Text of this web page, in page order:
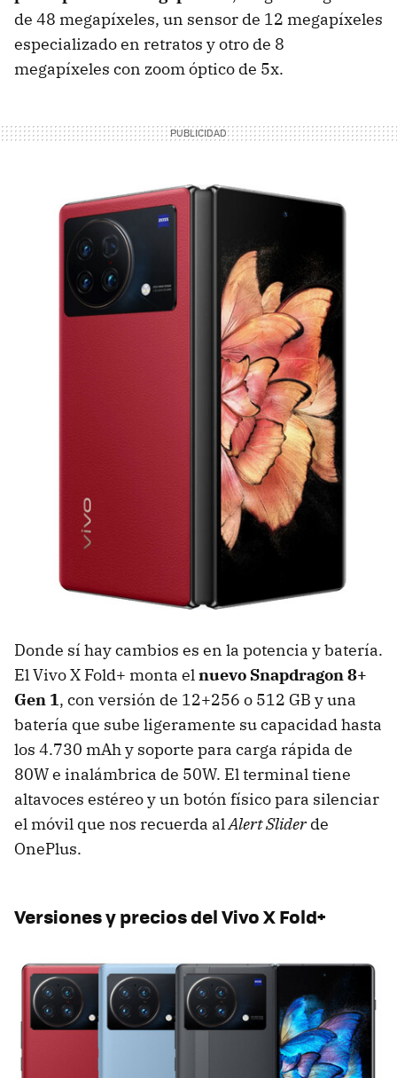
de 48 megapíxeles, un sensor de 12 megapíxeles
especializado en retratos y otro de 8
megapíxeles con zoom óptico de 5x.
Donde sí hay cambios es en la potencia y batería.
El Vivo X Fold+ monta el nuevo Snapdragon 8+
Gen 1, con versión de 12+256 o 512 GB y una
batería que sube ligeramente su capacidad hasta
los 4.730 mAh y soporte para carga rápida de
80W e inalámbrica de 50W. El terminal tiene
altavoces estéreo y un botón físico para silenciar
el móvil que nos recuerda al Alert Sliderde
OnePlus.
Versiones y precios del Vivo X Fold+